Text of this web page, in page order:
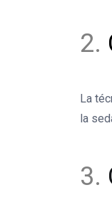
2.
La
la
3.